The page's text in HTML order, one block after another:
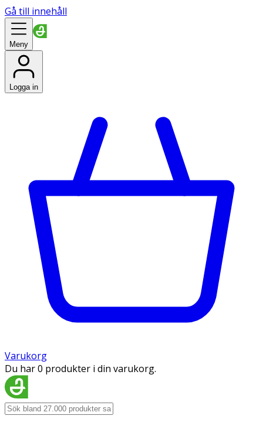
Gå till innehåll
Meny
Logga in
Varukorg
Du har 0 produkter i din varukorg.